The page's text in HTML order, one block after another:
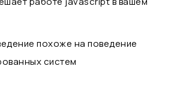
похоже на поведение
систем